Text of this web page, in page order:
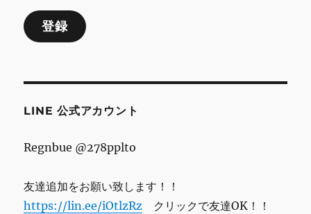
ル
ア
ス
登録
LINE 公式アカウント
Regnbue @278pplto
友達追加をお願い致します！！
https://lin.ee/iOtlzRz クリックで友達OK！！